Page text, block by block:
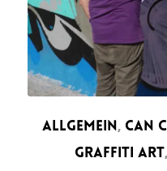
ALLGEMEIN, CAN
GRAFFITI ART,